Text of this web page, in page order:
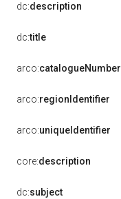
dc:description
dc:title
arco:catalogueNumber
arco:regionIdentifier
arco:uniqueIdentifier
core:description
dc:subject